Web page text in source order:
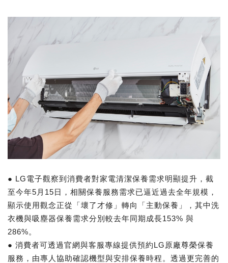
● LG電子觀察到消費者對家電清潔保養需求明顯提升，截
至今年5月15日，相關保養服務需求已逼近過去全年規模，
顯示使用觀念正從「壞了才修」轉向「主動保養」，其中洗
衣機與吸塵器保養需求分別較去年同期成長153% 與
286%。
● 消費者可透過官網與客服專線提供預約LG原廠尊榮保養
服務，由專人協助確認機型與安排保養時程。透過更完善的